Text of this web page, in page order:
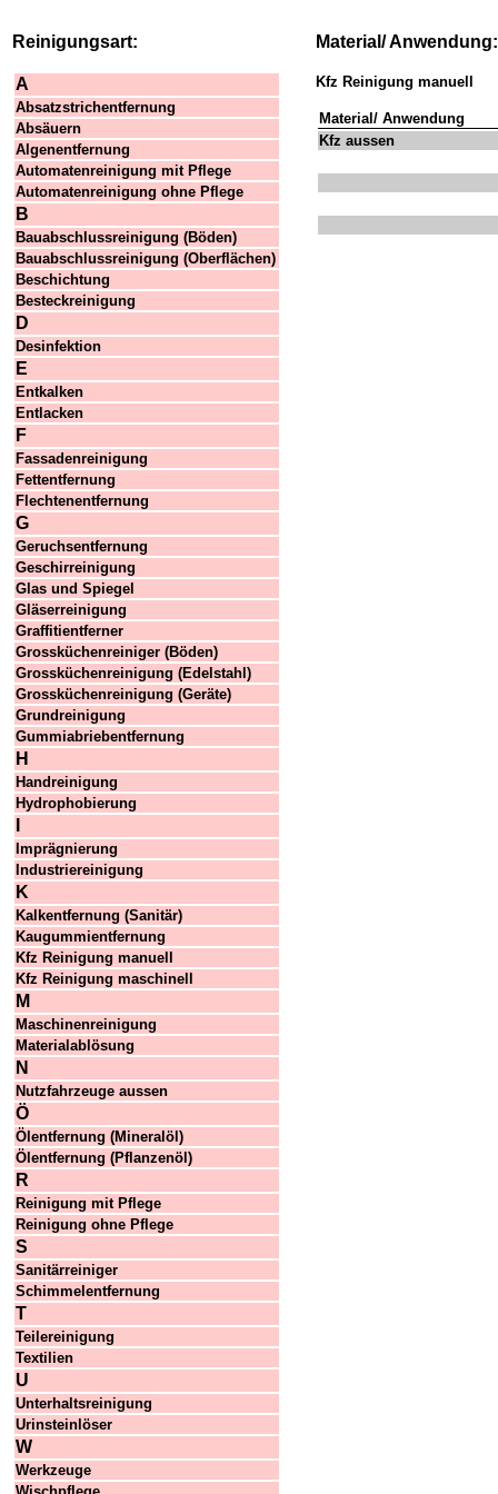
Reinigungsart: Material/ Anwendung:
A
Absatzstrichentfernung
Absäuern
Algenentfernung
Automatenreinigung mit Pflege
Automatenreinigung ohne Pflege
B
Bauabschlussreinigung (Böden)
Bauabschlussreinigung (Oberflächen)
Beschichtung
Besteckreinigung
D
Desinfektion
E
Entkalken
Entlacken
F
Fassadenreinigung
Fettentfernung
Flechtenentfernung
G
Geruchsentfernung
Geschirreinigung
Glas und Spiegel
Gläserreinigung
Graffitientferner
Grossküchenreiniger (Böden)
Grossküchenreinigung (Edelstahl)
Grossküchenreinigung (Geräte)
Grundreinigung
Gummiabriebentfernung
H
Handreinigung
Hydrophobierung
Imprägnierung
Industriereinigung
K
Kalkentfernung (Sanitär)
Kaugummientfernung
Kfz Reinigung manuell
Kfz Reinigung maschinell
M
Maschinenreinigung
Materialablösung
N
Nutzfahrzeuge aussen
Ö
Ölentfernung (Mineralöl)
Ölentfernung (Pflanzenöl)
R
Reinigung mit Pflege
Reinigung ohne Pflege
S
Sanitärreiniger
Schimmelentfernung
T
Teilereinigung
Textilien
U
Unterhaltsreinigung
Urinsteinlöser
W
Werkzeuge
Kfz Reinigung manuell
Material/ Anwendung
Kfz aussen